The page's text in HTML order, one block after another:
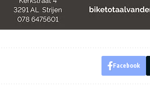
Facebook